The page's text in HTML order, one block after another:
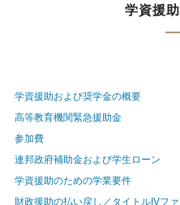
学資援
学資援助および奨学金の概要
高等教育機関緊急援助金
参加費
連邦政府補助金および学生ローン
学資援助のための学業要件
財政援助の払い戻し／タイトルIVフ